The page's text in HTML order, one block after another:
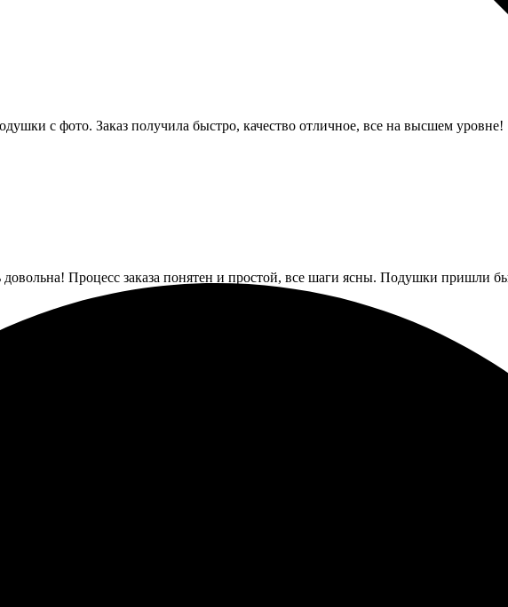
с фото. Заказ получила быстро, качество отличное, все на высшем уровне!
Процесс заказа понятен и простой, все шаги ясны. Подушки пришли
просто, все четко. Качество на уровне, приятно удивило. Доставка быстрая,
удобно, сайт понятный и интуитивный. Процесс заказа прошёл быстро,